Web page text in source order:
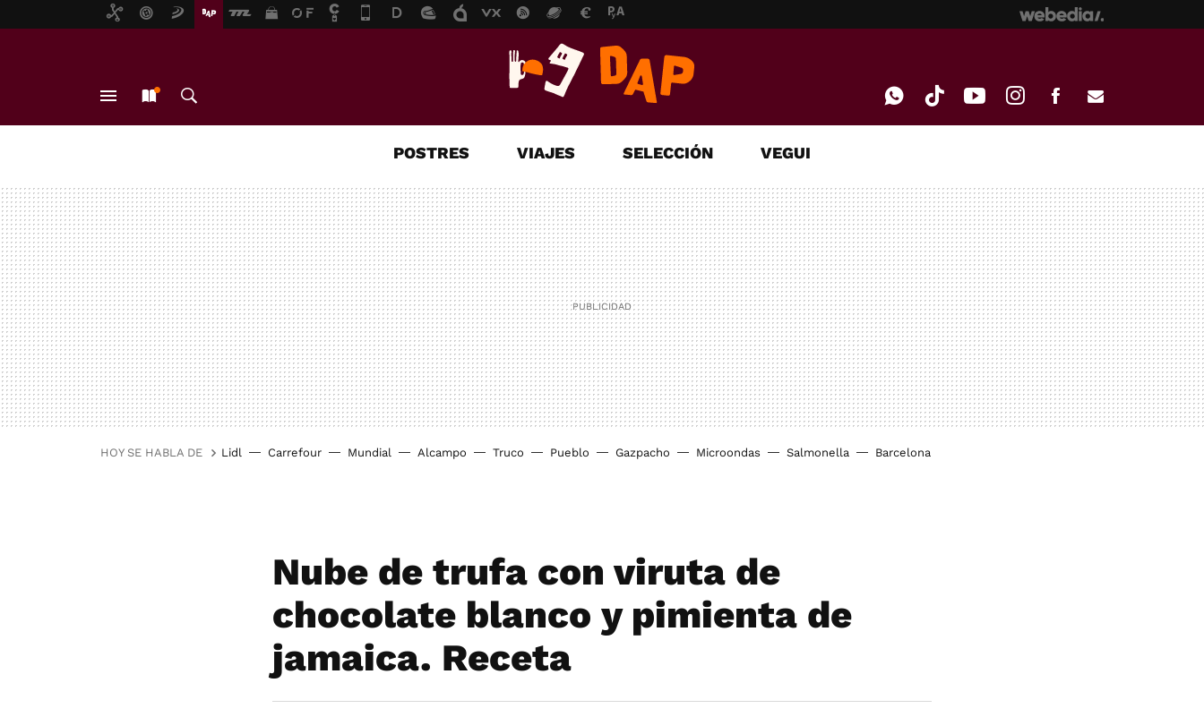
MAIL
POSTRES VIAJES SELECCIÓN VEGUI
HOY SE HABLA DE Lidl Carrefour Mundial Alcampo Truco Pueblo Gazpacho Microondas Salmonella Barcelona
Nube de trufa con viruta de
chocolate blanco y pimienta de
jamaica. Receta